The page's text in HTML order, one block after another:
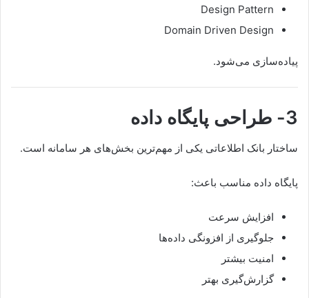
Design Pattern
Domain Driven Design
پیاده‌سازی می‌شود.
3- طراحی پایگاه داده
ساختار بانک اطلاعاتی یکی از مهم‌ترین بخش‌های هر سامانه است.
پایگاه داده مناسب باعث:
افزایش سرعت
جلوگیری از افزونگی داده‌ها
امنیت بیشتر
گزارش‌گیری بهتر